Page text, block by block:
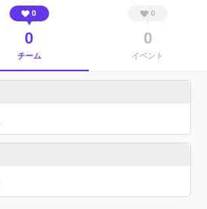
0
0
チーム
0
0
イベント